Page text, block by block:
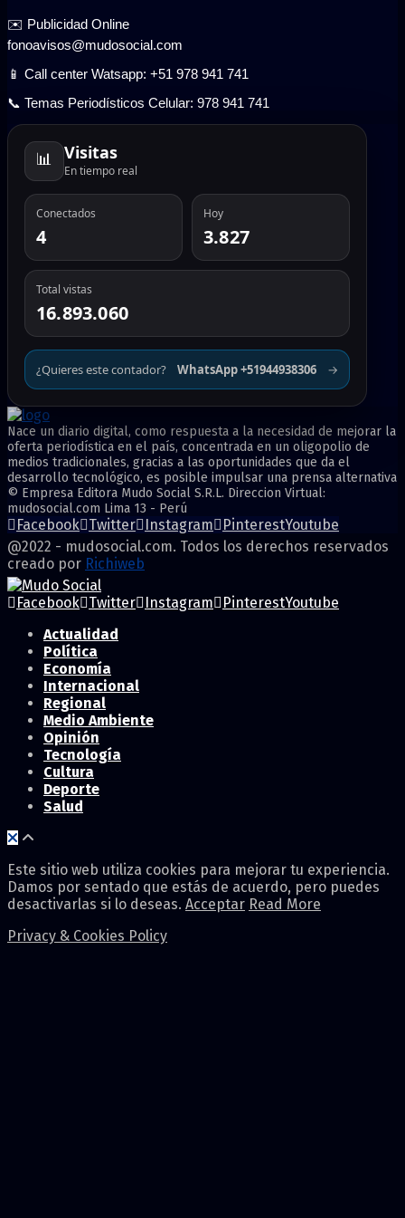
✉️ Publicidad Online
fonoavisos@mudosocial.com
📱 Call center Watsapp: +51 978 941 741
📞 Temas Periodísticos Celular: 978 941 741
📊 Visitas
En tiempo real
Conectados
4
Hoy
3.827
Total vistas
16.893.060
¿Quieres este contador? WhatsApp +51944938306 →
Nace un diario digital, como respuesta a la necesidad de mejorar la
oferta periodística en el país, concentrada en un oligopolio de
medios tradicionales, gracias a las oportunidades que da el
desarrollo tecnológico, es posible impulsar una prensa alternativa
© Empresa Editora Mudo Social S.R.L. Direccion Virtual:
mudosocial.com Lima 13 - Perú
Facebook Twitter Instagram PinterestYoutube
@2022 - mudosocial.com. Todos los derechos reservados
creado por Richiweb
Facebook Twitter Instagram PinterestYoutube
Actualidad
Política
Economía
Internacional
Regional
Medio Ambiente
Opinión
Tecnología
Cultura
Deporte
Salud
Este sitio web utiliza cookies para mejorar tu experiencia.
Damos por sentado que estás de acuerdo, pero puedes
desactivarlas si lo deseas. Acceptar Read More
Privacy & Cookies Policy